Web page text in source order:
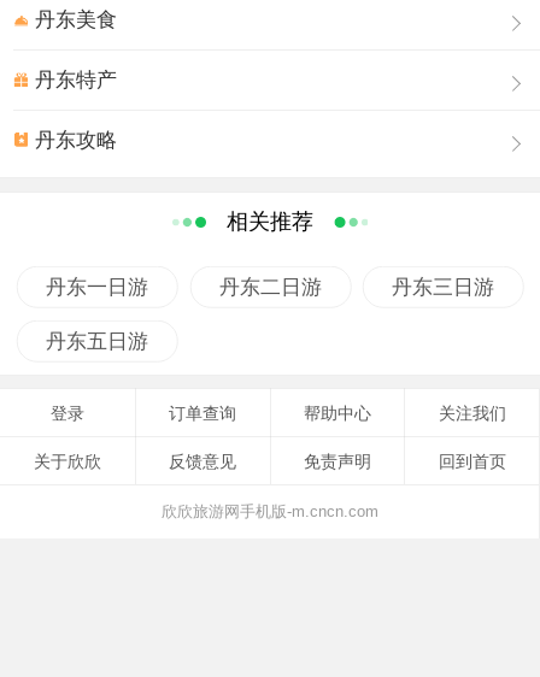
丹东美食
丹东特产
丹东攻略
相关推荐
丹东一日游 丹东二日游 丹东三日游
丹东五日游
登录 订单查询 帮助中心 关注我们
关于欣欣 反馈意见 免责声明 回到首页
欣欣旅游网手机版-m.cncn.com